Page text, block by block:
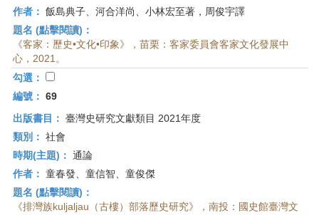
作者： 飯島典子、河合洋尚、小林宏至著，周俊宇譯
題名 (點擊閱讀)：
《客家：歷史•文化•印象》，苗栗：客家委員會客家文化發展中
心，2021。
勾選：
編號： 69
出版書目： 臺灣史研究文獻類目 2021年度
類別： 社會
時期(主題)： 通論
作者： 童春發、童信智、童俊傑
題名 (點擊閱讀)：
《排灣族kuljaljau（古樓）部落歷史研究》，南投：國史館臺灣文